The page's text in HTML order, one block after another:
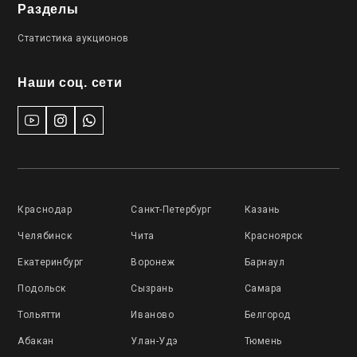
Разделы
Статистика аукционов
Наши соц. сети
Краснодар Санкт-Петербург Казань
Челябинск Чита Красноярск
Екатеринбург Воронеж Барнаул
Подольск Сызрань Самара
Тольятти Иваново Белгород
Абакан Улан-Удэ Тюмень